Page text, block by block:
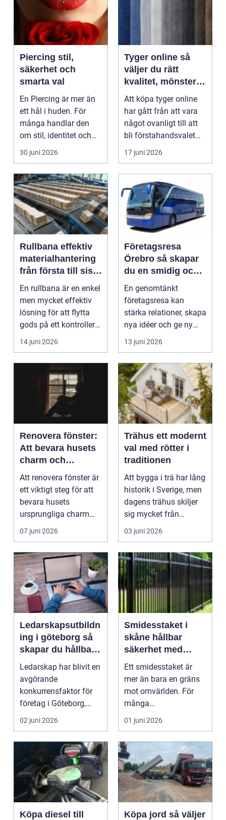
Piercing stil,
säkerhet och
smarta val
En Piercing är mer än
ett hål i huden. För
många handlar den
om stil, identitet och
ett sätt att utt...
30 juni 2026
Tyger online så
väljer du rätt
kvalitet, mönster
och butik
Att köpa tyger online
har gått från att vara
något ovanligt till att
bli förstahandsvalet
för många ...
17 juni 2026
Rullbana effektiv
materialhantering
från första till sista
meter
En rullbana är en enkel
men mycket effektiv
lösning för att flytta
gods på ett kontrollerat
sätt gen...
14 juni 2026
Företagsresa
Örebro så skapar
du en smidig och
minnesvärd resa
En genomtänkt
företagsresa kan
stärka relationer, skapa
nya idéer och ge ny
energi till hela
organis...
13 juni 2026
Renovera fönster:
Att bevara husets
charm och
energieffektivitet
Att renovera fönster är
ett viktigt steg för att
bevara husets
ursprungliga charm
sam...
07 juni 2026
Trähus ett modernt
val med rötter i
traditionen
Att bygga i trä har lång
historik i Sverige, men
dagens trähus skiljer
sig mycket från
gårdagens tim...
03 juni 2026
Ledarskapsutbildn
ing i göteborg så
skapar du hållbara
resultat
Ledarskap har blivit en
avgörande
konkurrensfaktor för
företag i Göteborg,
oavsett bransch eller
sto...
02 juni 2026
Smidesstaket i
skåne hållbar
säkerhet med
klassisk karaktär
Ett smidesstaket är
mer än bara en gräns
mot omvärlden. För
många
fastighetsägare i
Skåne handlar de...
01 juni 2026
Köpa diesel till
Köpa jord så väljer